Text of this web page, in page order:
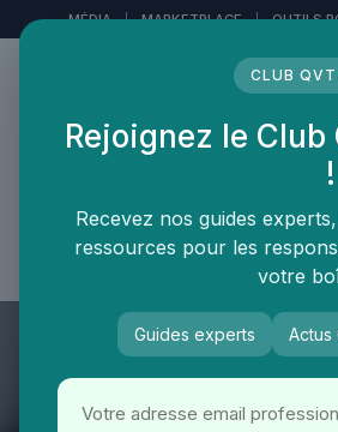
MÉDIA | MARKETPLACE | OUTILS
LE MÉDIA DES
Vie Ma Vie dans la QVT
CLUB
Rejoignez le
!
Recevez nos guides
ressources pour les
votre
Guides experts Actus
Panneau de gestion des cookies